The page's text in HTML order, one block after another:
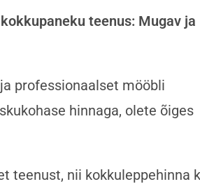
teenus: Mugav ja
professionaalset mööbli
hinnaga, olete õiges
teenust, nii kokkuleppehinna